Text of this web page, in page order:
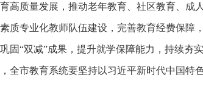
高质量发展，推动老年教育、社区教育、成
质专业化教师队伍建设，完善教育经费保障
固“双减”成果，提升就学保障能力，持续夯
全市教育系统要坚持以习近平新时代中国特